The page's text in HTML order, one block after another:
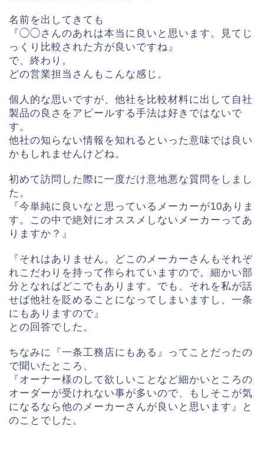
名前を出してきても
『◯◯さんのあれは本当に良いと思います。見てじ
っくり比較された方が良いですね』
で、終わり。
どの営業担当さんもこんな感じ。
個人的な思いですが、他社を比較材料に出して自社
製品の良さをアピールする手法は好きではないで
す。
他社の知らない情報を知れるといった意味では良い
かもしれませんけどね。
初めて訪問した際に一度だけ意地悪な質問をしまし
た。
『今単純に良いなと思っているメーカーが10ありま
す。この中で絶対にオススメしないメーカーってあ
りますか？』
『それはありません。どこのメーカーさんもそれぞ
れこだわりを持って作られていますので。細かい部
分となればどこでもあります。でも、それを私が話
せば他社を貶めることになってしまいますし、一条
にもありますので』
との回答でした。
ちなみに『一条工務店にもある』ってことだったの
で聞いたところ、
『オーナー様のして欲しいことなど細かいところの
オーダーが受けれない事が多いので、もしそこが気
になるなら他のメーカーさんが良いと思います』と
のことでした。